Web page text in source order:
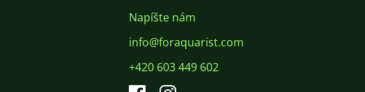
Napíšte nám
info@foraquarist.com
+420 603 449 602